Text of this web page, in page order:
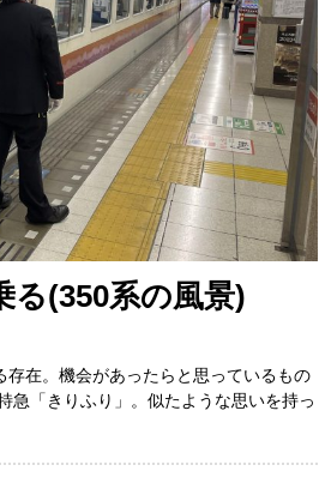
る(350系の風景)
在。機会があったらと思っているもの
急「きりふり」。似たような思いを持っ